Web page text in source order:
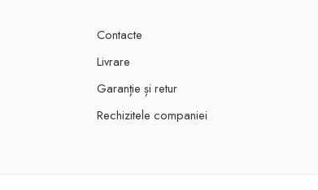
Contacte
Livrare
Garanție și retur
Rechizitele companiei